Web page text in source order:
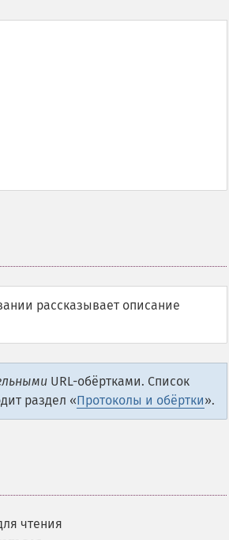
рассказывает описание
URL-обёртками. Список
раздел «Протоколы и обёртки».
чтения